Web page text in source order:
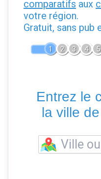
comparatifs aux
votre région.
Gratuit, sans pub
1 2 3 4 5
Entrez le
la ville